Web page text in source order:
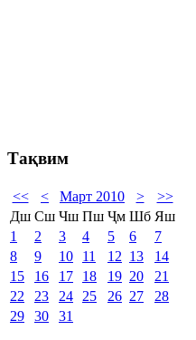
Тақвим
<< < Март 2010 >
>>
Дш Сш Чш Пш Ҷм Шб Яш
1
2 3 4 5 6
7
8
9 10 11 12 13
14
15
16 17 18 19 20
21
22
23 24 25 26 27
28
29
30 31